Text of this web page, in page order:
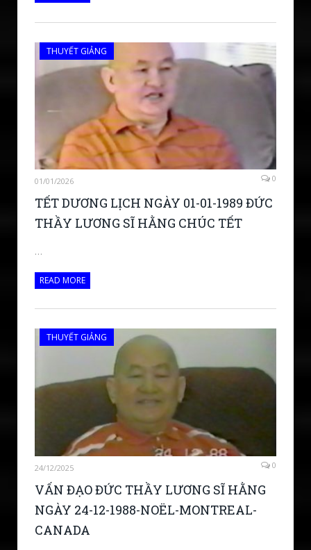
THUYẾT GIẢNG
01/01/2026 0
TẾT DƯƠNG LỊCH NGÀY 01-01-1989 ĐỨC
THẦY LƯƠNG SĨ HẰNG CHÚC TẾT
…
READ MORE
THUYẾT GIẢNG
24/12/2025 0
VẤN ĐẠO ĐỨC THẦY LƯƠNG SĨ HẰNG
NGÀY 24-12-1988-NOËL-MONTREAL-
CANADA